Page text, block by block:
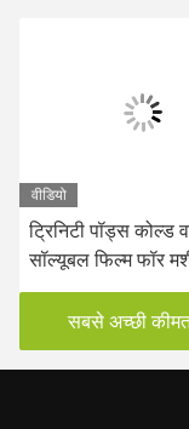
वीडियो
ट्रिनिटी पॉड्स कोल्ड
सॉल्यूबल फिल्म फॉर
पैकेजिंग वाशिंग पॉड्स
सबसे अच्छी कीमत